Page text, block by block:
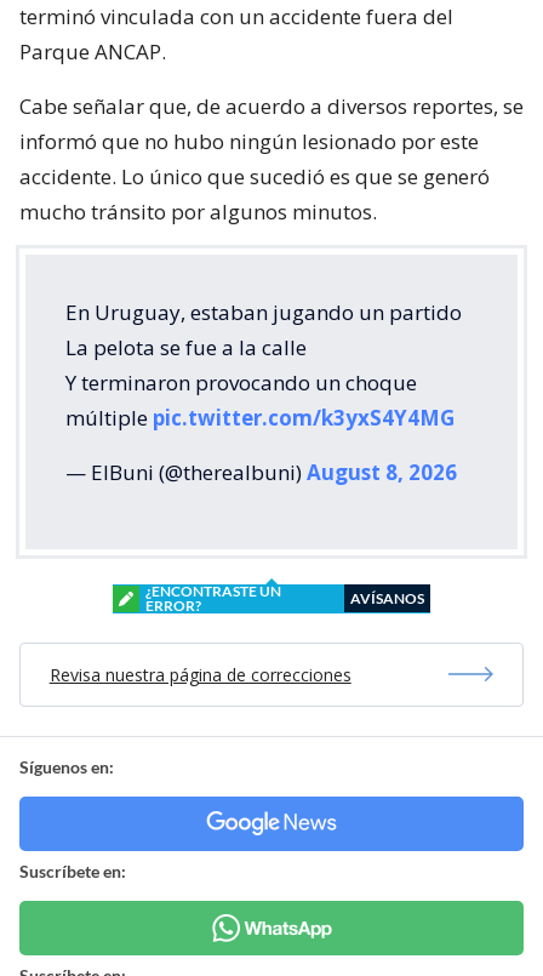
terminó vinculada con un accidente fuera del
Parque ANCAP.
Cabe señalar que, de acuerdo a diversos reportes, se
informó que no hubo ningún lesionado por este
accidente. Lo único que sucedió es que se generó
mucho tránsito por algunos minutos.
En Uruguay, estaban jugando un partido
La pelota se fue a la calle
Y terminaron provocando un choque
múltiple pic.twitter.com/k3yxS4Y4MG
— ElBuni (@therealbuni)August 8, 2026
¿ENCONTRASTE UN
ERROR?
AVÍSANOS
Revisa nuestra página de correcciones
Síguenos en:
Suscríbete en: